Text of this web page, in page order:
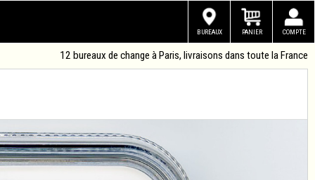
COMPTE
PANIER
BUREAUX
12 bureaux de change à Paris, livraisons dans toute la France